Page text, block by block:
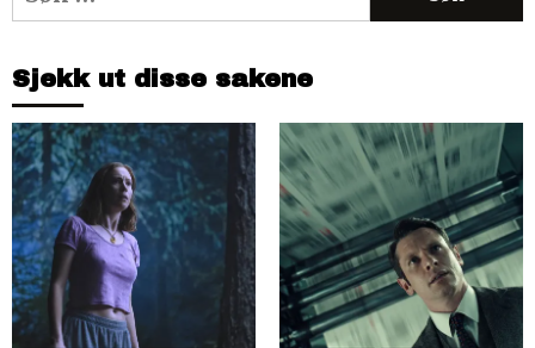
etter:
Sjekk ut disse sakene